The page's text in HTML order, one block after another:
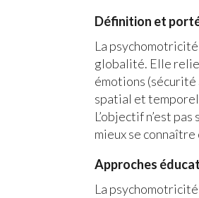
Définition et
La
globalité. Elle
émotions
spatial et
L’objectif n’est
mieux se connaître
Approches
La